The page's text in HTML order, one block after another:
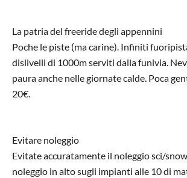
La patria del freeride degli appennini
Poche le piste (ma carine). Infiniti
dislivelli di 1000m serviti dalla funivia.
paura anche nelle giornate calde. Poca
20€.
Evitare noleggio
Evitate accuratamente il noleggio sci/
noleggio in alto sugli impianti alle 10 di